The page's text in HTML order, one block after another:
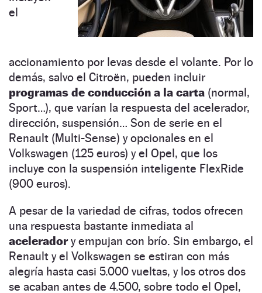
el
accionamiento por levas desde el volante. Por lo
demás, salvo el Citroën, pueden incluir
programas de conducción a la carta (normal,
Sport…), que varían la respuesta del acelerador,
dirección, suspensión… Son de serie en el
Renault (Multi-Sense) y opcionales en el
Volkswagen (125 euros) y el Opel, que los
incluye con la suspensión inteligente FlexRide
(900 euros).
A pesar de la variedad de cifras, todos ofrecen
una respuesta bastante inmediata al
aceleradory empujan con brío. Sin embargo, el
Renault y el Volkswagen se estiran con más
alegría hasta casi 5.000 vueltas, y los otros dos
se acaban antes de 4.500, sobre todo el Opel,